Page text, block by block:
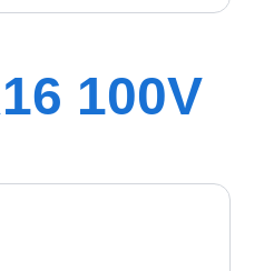
100V